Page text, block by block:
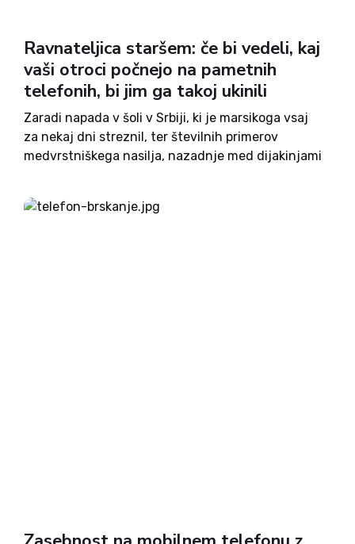
Ravnateljica staršem: če bi vedeli, kaj
vaši otroci počnejo na pametnih
telefonih, bi jim ga takoj ukinili
Zaradi napada v šoli v Srbiji, ki je marsikoga vsaj
za nekaj dni streznil, ter številnih primerov
medvrstniškega nasilja, nazadnje med dijakinjami
se pravzaprav dogaja v šolah. Gre za dogodke,...